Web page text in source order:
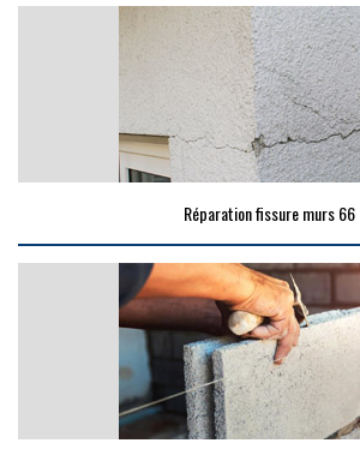
Réparation fissure murs 66